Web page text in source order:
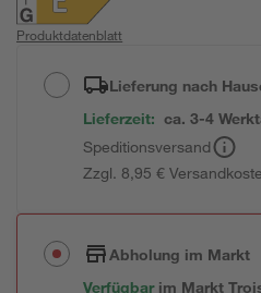
Produktdatenblatt
Lieferung nach
Lieferzeit: ca. 3-4
Speditionsversand
Zzgl. 8,95 €
Abholung im Markt
Verfügbar im Markt